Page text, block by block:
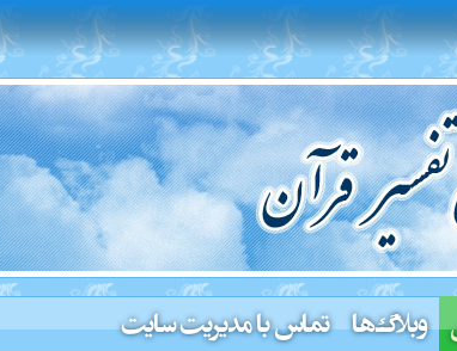
وبلاگ‌ها تماس با مدیریت سایت